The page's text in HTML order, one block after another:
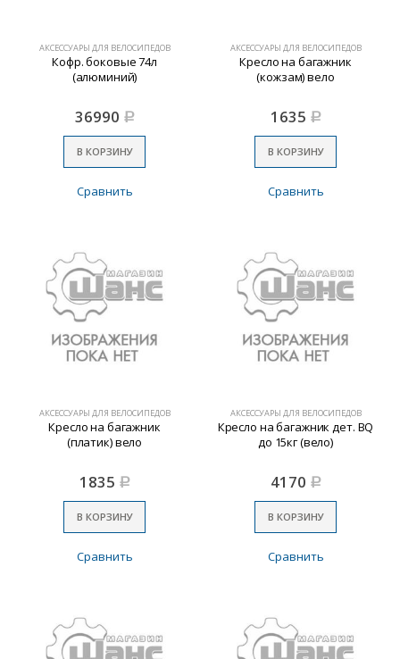
АКСЕССУАРЫ ДЛЯ ВЕЛОСИПЕДОВ
Кофр. боковые 74л
(алюминий)
36990 Р
В КОРЗИНУ
Сравнить
АКСЕССУАРЫ ДЛЯ ВЕЛОСИПЕДОВ
Кресло на багажник
(кожзам) вело
1635 Р
В КОРЗИНУ
Сравнить
АКСЕССУАРЫ ДЛЯ ВЕЛОСИПЕДОВ
Кресло на багажник
(платик) вело
1835 Р
В КОРЗИНУ
Сравнить
АКСЕССУАРЫ ДЛЯ ВЕЛОСИПЕДОВ
Кресло на багажник дет. BQ
до 15кг (вело)
4170 Р
В КОРЗИНУ
Сравнить